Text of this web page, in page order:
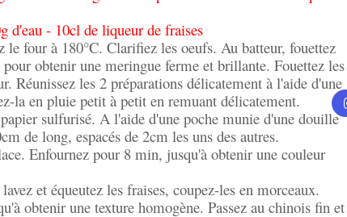
d'eau - 10cl de liqueur de fraises
le four à 180°C. Clarifiez les oeufs. Au batteur, fouettez
obtenir une meringue ferme et brillante. Fouettez les
Réunissez les 2 préparations délicatement à l'aide d'une
la en pluie petit à petit en remuant délicatement.
sulfurisé. A l'aide d'une poche munie d'une douille
de long, espacés de 2cm les uns des autres.
Enfournez pour 8 min, jusqu'à obtenir une couleur
lavez et équeutez les fraises, coupez-les en morceaux.
obtenir une texture homogène. Passez au chinois fin et